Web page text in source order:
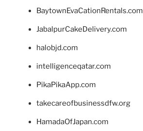
BaytownEvaCationRentals.com
JabalpurCakeDelivery.com
halobjd.com
intelligenceqatar.com
PikaPikaApp.com
takecareofbusinessdfw.org
HamadaOfJapan.com